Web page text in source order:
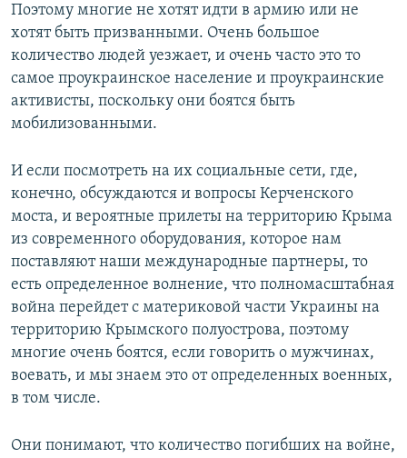
Поэтому многие не хотят идти в армию или не
хотят быть призванными. Очень большое
количество людей уезжает, и очень часто это то
самое проукраинское население и проукраинские
активисты, поскольку они боятся быть
мобилизованными.
И если посмотреть на их социальные сети, где,
конечно, обсуждаются и вопросы Керченского
моста, и вероятные прилеты на территорию Крыма
из современного оборудования, которое нам
поставляют наши международные партнеры, то
есть определенное волнение, что полномасштабная
война перейдет с материковой части Украины на
территорию Крымского полуострова, поэтому
многие очень боятся, если говорить о мужчинах,
воевать, и мы знаем это от определенных военных,
в том числе.
Они понимают, что количество погибших на войне,